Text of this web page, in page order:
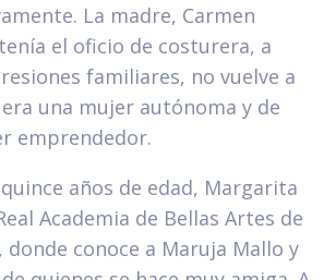
La madre, Carmen
el oficio de costurera, a
familiares, no vuelve a
una mujer autónoma y de
emprendedor.
quince años de edad, Margarita
Academia de Bellas Artes de
donde conoce a Maruja Mallo y